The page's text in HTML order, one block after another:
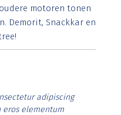
id rutrum lorem
tristique posuere.
motoren tonen
Demorit, Snackkar en
adipiscing
eros elementum